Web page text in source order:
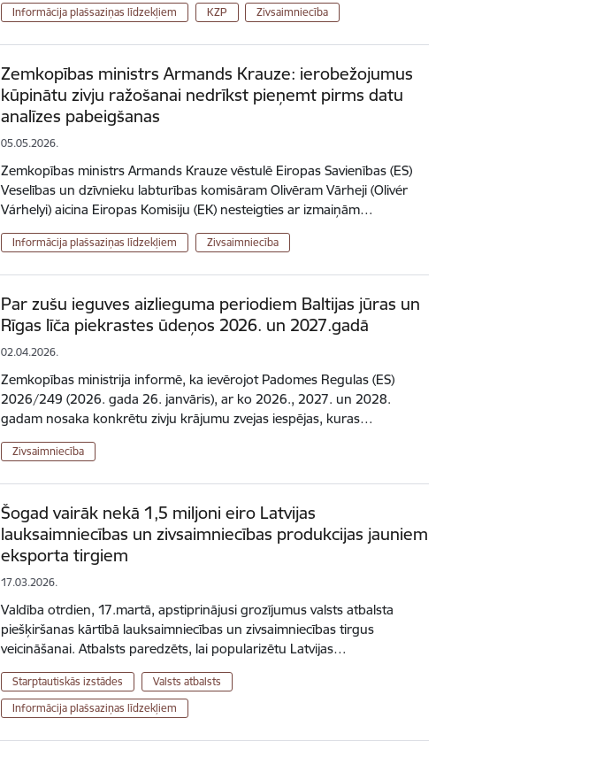
Informācija plašsaziņas līdzekļiem KZP Zivsaimniecība
Zemkopības ministrs Armands Krauze: ierobežojumus
kūpinātu zivju ražošanai nedrīkst pieņemt pirms datu
analīzes pabeigšanas
05.05.2026.
Zemkopības ministrs Armands Krauze vēstulē Eiropas Savienības (ES)
Veselības un dzīvnieku labturības komisāram Olivēram Vārheji (Olivér
Várhelyi) aicina Eiropas Komisiju (EK) nesteigties ar izmaiņām…
Informācija plašsaziņas līdzekļiem Zivsaimniecība
Par zušu ieguves aizlieguma periodiem Baltijas jūras un
Rīgas līča piekrastes ūdeņos 2026. un 2027.gadā
02.04.2026.
Zemkopības ministrija informē, ka ievērojot Padomes Regulas (ES)
2026/249 (2026. gada 26. janvāris), ar ko 2026., 2027. un 2028.
gadam nosaka konkrētu zivju krājumu zvejas iespējas, kuras…
Zivsaimniecība
Šogad vairāk nekā 1,5 miljoni eiro Latvijas
lauksaimniecības un zivsaimniecības produkcijas jauniem
eksporta tirgiem
17.03.2026.
Valdība otrdien, 17.martā, apstiprinājusi grozījumus valsts atbalsta
piešķiršanas kārtībā lauksaimniecības un zivsaimniecības tirgus
veicināšanai. Atbalsts paredzēts, lai popularizētu Latvijas…
Starptautiskās izstādes
Valsts atbalsts
Informācija plašsaziņas līdzekļiem